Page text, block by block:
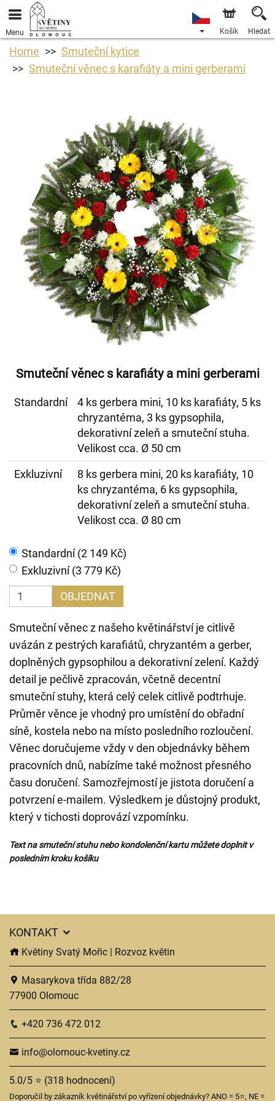
Menu Košík Hledat
Home
Smuteční kytice
Smuteční věnec s karafiáty a mini gerberami
Smuteční věnec s karafiáty a mini gerberami
Standardní
4 ks gerbera mini, 10 ks karafiáty, 5 ks
chryzantéma, 3 ks gypsophila,
dekorativní zeleň a smuteční stuha.
Velikost cca. Ø 50 cm
Exkluzivní
8 ks gerbera mini, 20 ks karafiáty, 10
ks chryzantéma, 6 ks gypsophila,
dekorativní zeleň a smuteční stuha.
Velikost cca. Ø 80 cm
Standardní (2 149 Kč)
Exkluzivní (3 779 Kč)
OBJEDNAT
Smuteční věnec z našeho květinářství je citlivě
uvázán z pestrých karafiátů, chryzantém a gerber,
doplněných gypsophilou a dekorativní zelení. Každý
detail je pečlivě zpracován, včetně decentní
smuteční stuhy, která celý celek citlivě podtrhuje.
Průměr věnce je vhodný pro umístění do obřadní
síně, kostela nebo na místo posledního rozloučení.
Věnec doručujeme vždy v den objednávky během
pracovních dnů, nabízíme také možnost přesného
času doručení. Samozřejmostí je jistota doručení a
potvrzení e-mailem. Výsledkem je důstojný produkt,
který v tichosti doprovází vzpomínku.
Text na smuteční stuhu nebo kondolenční kartu můžete doplnit v
posledním kroku košíku
KONTAKT
Květiny Svatý Mořic | Rozvoz květin
Masarykova třída 882/28
77900 Olomouc
+420 736 472 012
info@olomouc-kvetiny.cz
5.0/5 ⭐ (318 hodnocení)
Doporučil by zákazník květinářství po vyřízení objednávky? ANO = 5⭐, NE =